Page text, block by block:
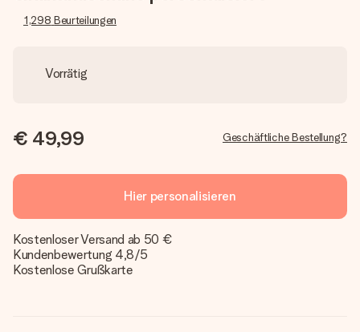
1,298 Beurteilungen
Vorrätig
€ 49,99 Geschäftliche Bestellung?
Hier personalisieren
Kostenloser Versand ab 50 €
Kundenbewertung 4,8/5
Kostenlose Grußkarte